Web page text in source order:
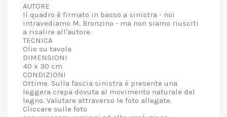
AUTORE
Il quadro è firmato in basso a sinistra - noi
intravediamo M. Bronzino - ma non siamo riusciti
a risalire all'autore.
TECNICA
Olio su tavola
DIMENSIONI
40 x 30 cm
CONDIZIONI
Ottime. Sulla fascia sinistra è presente una
leggera crepa dovuta al movimento naturale del
legno. Valutare attraverso le foto allegate.
Cliccare sulle foto